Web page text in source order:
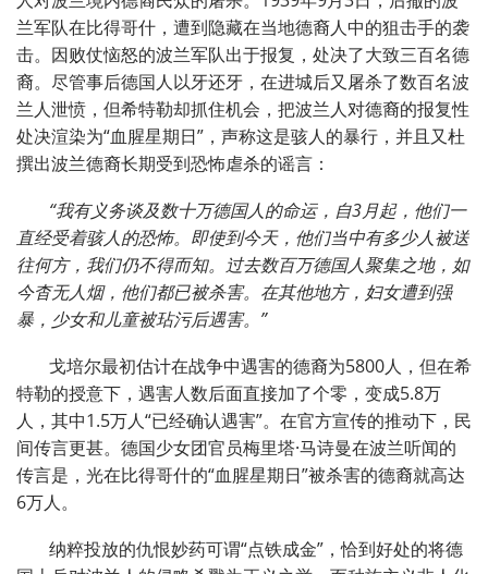
兰军队在比得哥什，遭到隐藏在当地德裔人中的狙击手的袭
击。因败仗恼怒的波兰军队出于报复，处决了大致三百名德
裔。尽管事后德国人以牙还牙，在进城后又屠杀了数百名波
兰人泄愤，但希特勒却抓住机会，把波兰人对德裔的报复性
处决渲染为“血腥星期日”，声称这是骇人的暴行，并且又杜
撰出波兰德裔长期受到恐怖虐杀的谣言：
“我有义务谈及数十万德国人的命运，自3月起，他们一
直经受着骇人的恐怖。即使到今天，他们当中有多少人被送
往何方，我们仍不得而知。过去数百万德国人聚集之地，如
今杳无人烟，他们都已被杀害。在其他地方，妇女遭到强
暴，少女和儿童被玷污后遇害。”
戈培尔最初估计在战争中遇害的德裔为5800人，但在希
特勒的授意下，遇害人数后面直接加了个零，变成5.8万
人，其中1.5万人“已经确认遇害”。在官方宣传的推动下，民
间传言更甚。德国少女团官员梅里塔·马诗曼在波兰听闻的
传言是，光在比得哥什的“血腥星期日”被杀害的德裔就高达
6万人。
纳粹投放的仇恨妙药可谓“点铁成金”，恰到好处的将德